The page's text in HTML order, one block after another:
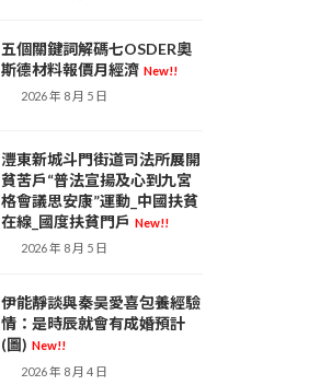
五個關鍵詞解碼七OSDER奧
斯德材料報價月經濟 New!!
2026 年 8 月 5 日
灃東新城斗門街道司法所展開
貧苦戶“普法宣揚及心到九宮
格會議思安康”運動_中國扶貧
在線_國度扶貧門戶 New!!
2026 年 8 月 5 日
伊能靜談與秦昊愛喜包養經驗
情：是時辰就會有成婚預計
(圖) New!!
2026 年 8 月 4 日